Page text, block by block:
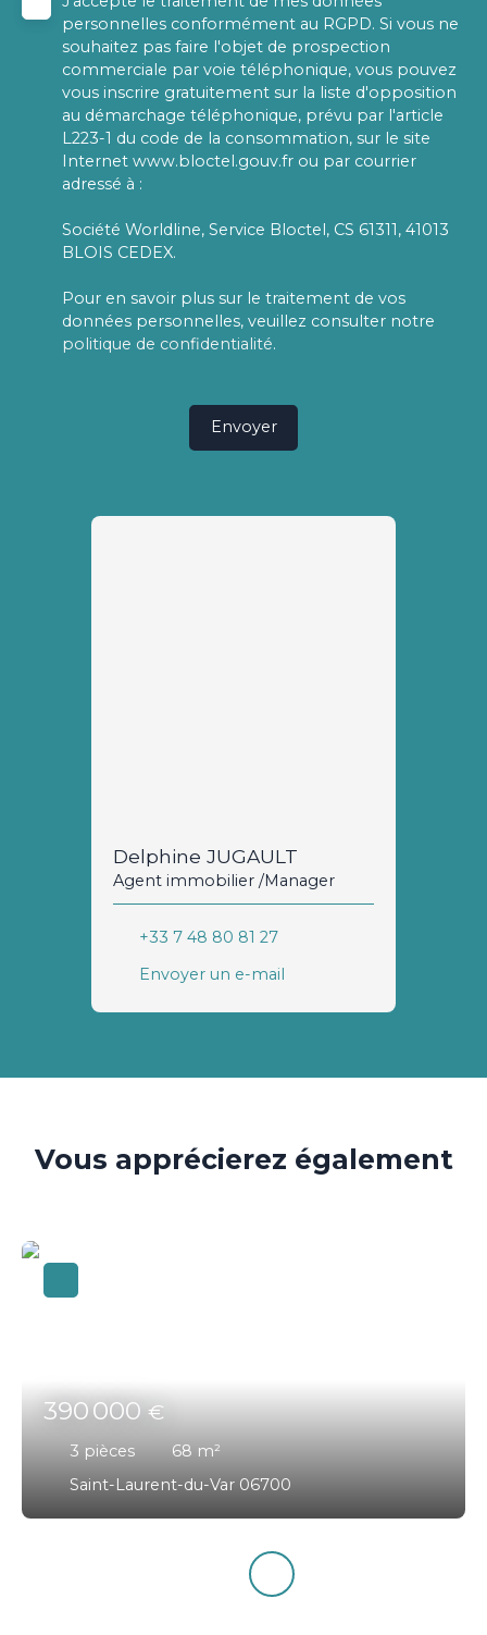
personnelles conformément au RGPD. Si vous ne
souhaitez pas faire l'objet de prospection
commerciale par voie téléphonique, vous pouvez
vous inscrire gratuitement sur la liste d'opposition
au démarchage téléphonique, prévu par l'article
L223-1 du code de la consommation, sur le site
Internet www.bloctel.gouv.fr ou par courrier
adressé à :
Société Worldline, Service Bloctel, CS 61311, 41013
BLOIS CEDEX.
Pour en savoir plus sur le traitement de vos
données personnelles, veuillez consulter notre
politique de confidentialité.
Envoyer
Delphine JUGAULT
Agent immobilier /Manager
+33 7 48 80 81 27
Envoyer un e-mail
Vous apprécierez également
390 000€
3 pièces 68 m²
Saint-Laurent-du-Var 06700